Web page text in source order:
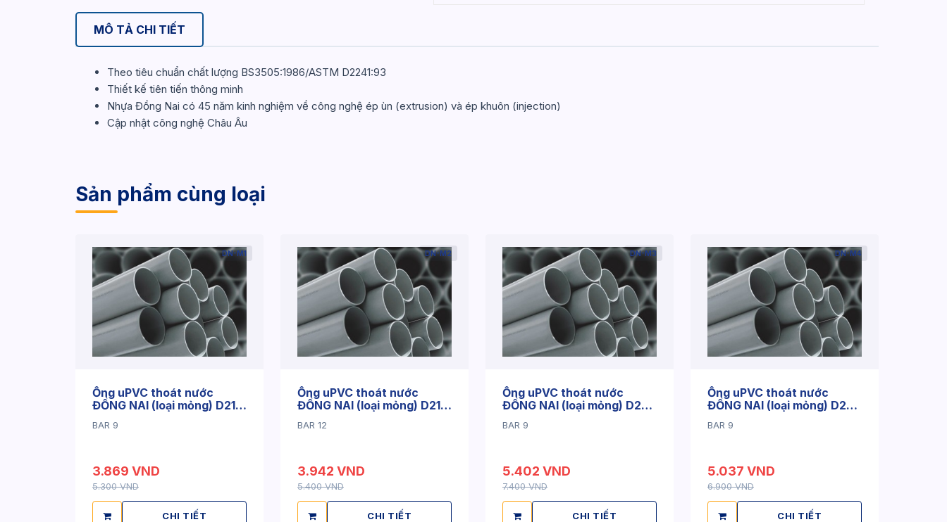
MÔ TẢ CHI TIẾT
Theo tiêu chuẩn chất lượng BS3505:1986/ASTM D2241:93
Thiết kế tiên tiến thông minh
Nhựa Đồng Nai có 45 năm kinh nghiệm về công nghệ ép ùn (extrusion) và ép khuôn (injection)
Cập nhật công nghệ Châu Âu
Sản phẩm cùng loại
DN-M1
Ống uPVC thoát nước
ĐỒNG NAI (loại mỏng) D21 x
BAR 9
3.869 VND
5.300 VND
CHI TIẾT
DN-M2
Ống uPVC thoát nước
ĐỒNG NAI (loại mỏng) D21 x
BAR 12
3.942 VND
5.400 VND
CHI TIẾT
DN-M3
Ống uPVC thoát nước
ĐỒNG NAI (loại mỏng) D27
BAR 9
5.402 VND
7.400 VND
CHI TIẾT
DN-M4
Ống uPVC thoát nước
ĐỒNG NAI (loại mỏng) D27
BAR 9
5.037 VND
6.900 VND
CHI TIẾT